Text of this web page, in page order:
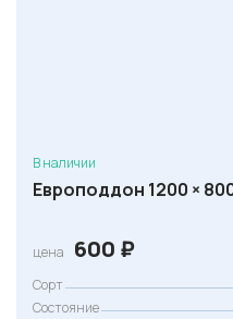
В наличии
Европоддон 1200 ×
цена 600 ₽
Сорт
Состояние